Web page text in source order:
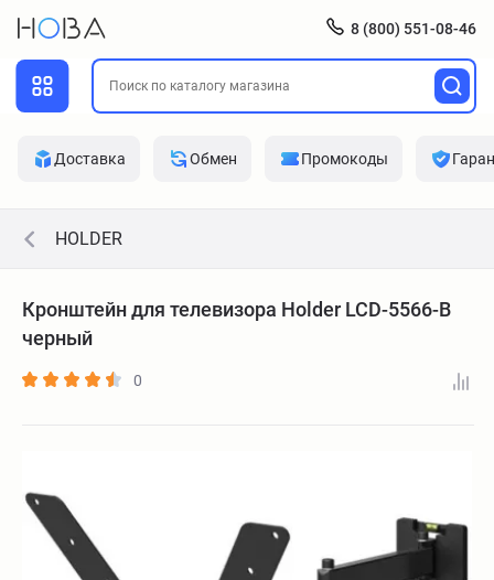
8 (800) 551-08-46
Доставка Обмен Промокоды
HOLDER
Кронштейн для телевизора Holder LCD-5566-B
черный
0